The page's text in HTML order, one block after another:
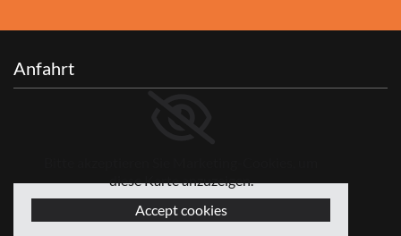
Anfahrt
diese Karte anzuzeigen.
Accept cookies